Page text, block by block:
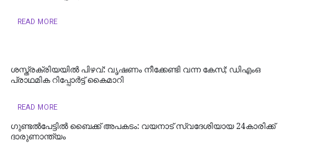
READ MORE
ശസ്ത്രക്രിയയില്‍ പിഴവ്: വൃഷണം നീക്കേണ്ടി വന്ന കേസ്; ഡിഎംഒ
പ്രാഥമിക റിപ്പോർട്ട്‌ കൈമാറി
READ MORE
ഗുണ്ടല്‍പേട്ടിൽ ബൈക്ക് അപകടം: വയനാട് സ്വദേശിയായ 24കാരിക്ക്
ദാരുണാന്ത്യം